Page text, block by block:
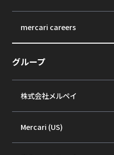
mercari careers
グループ
株式会社メルペイ
Mercari (US)